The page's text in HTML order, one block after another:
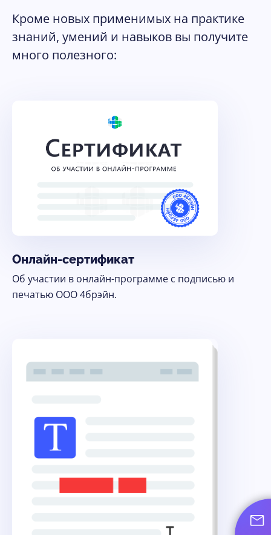
Кроме новых применимых на практике
знаний, умений и навыков вы получите
много полезного:
Онлайн-сертификат
Об участии в онлайн-программе с подписью и
печатью ООО 4брэйн.